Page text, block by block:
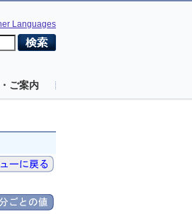
Languages
ご案内